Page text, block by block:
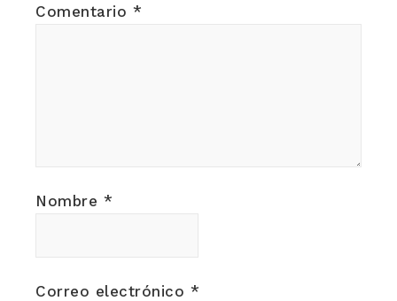
Comentario *
Nombre *
Correo electrónico *